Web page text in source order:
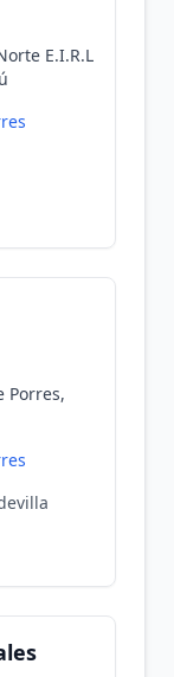
E.I.R.L
Porres,